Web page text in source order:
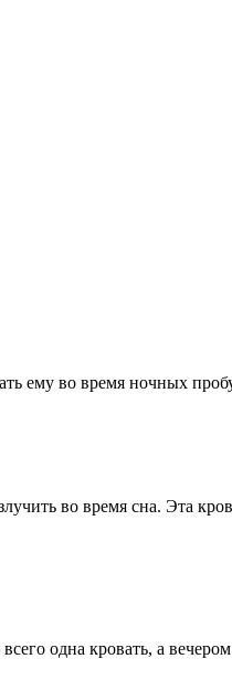
ему во время ночных
во время сна. Эта
одна кровать, а